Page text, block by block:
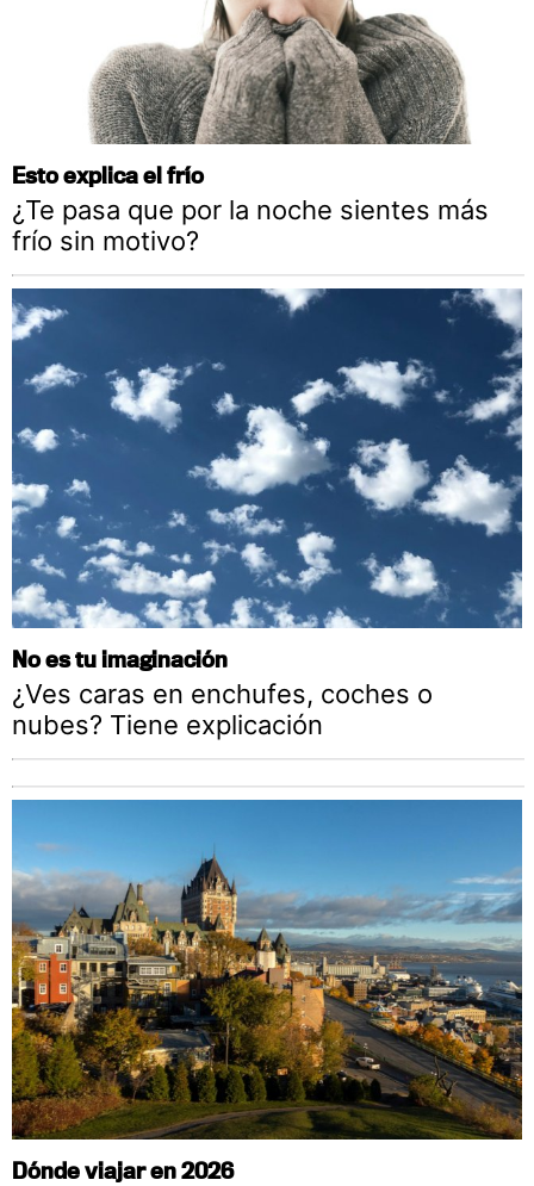
Esto explica el frío
¿Te pasa que por la noche sientes más
frío sin motivo?
No es tu imaginación
¿Ves caras en enchufes, coches o
nubes? Tiene explicación
Dónde viajar en 2026